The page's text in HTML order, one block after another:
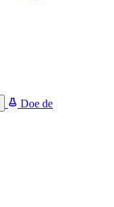
Doe de